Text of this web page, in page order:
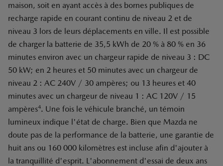
maison, soit en ayant accès à des bornes publiques de
recharge rapide en courant continu de niveau 2 et de
niveau 3 lors de leurs déplacements en ville. Il est possible
de charger la batterie de 35,5 kWh de 20 % à 80 % en 36
minutes environ avec un chargeur rapide de niveau 3 : DC
50 kW; en 2 heures et 50 minutes avec un chargeur de
niveau 2 : AC 240V / 30 ampères; ou 13 heures et 40
minutes avec un chargeur de niveau 1 : AC 120V / 15
ampères4. Une fois le véhicule branché, un témoin
lumineux indique l'état de charge. Bien que Mazda ne
doute pas de la performance de la batterie, une garantie de
huit ans ou 160 000 kilomètres est incluse afin d'ajouter à
la tranquillité d'esprit. L'abonnement d'essai de deux ans